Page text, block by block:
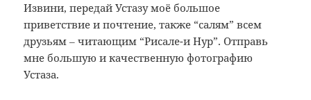
Извини, передай Устазу моё большое
приветствие и почтение, также “салям” всем
друзьям ‒ читающим “Рисале-и Нур”. Отправь
мне большую и качественную фотографию
Устаза.